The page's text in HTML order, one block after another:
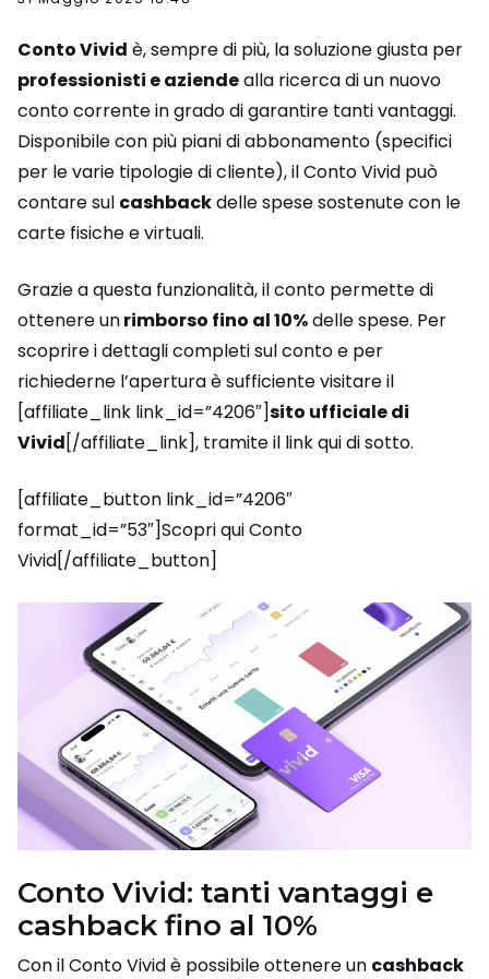
Conto Vivid è, sempre di più, la soluzione giusta per
professionisti e aziendealla ricerca di un nuovo
conto corrente in grado di garantire tanti vantaggi.
Disponibile con più piani di abbonamento (specifici
per le varie tipologie di cliente), il Conto Vivid può
contare sul cashbackdelle spese sostenute con le
carte fisiche e virtuali.
Grazie a questa funzionalità, il conto permette di
ottenere unrimborso fino al 10%delle spese. Per
scoprire i dettagli completi sul conto e per
richiederne l’apertura è sufficiente visitare il
[affiliate_link link_id=”4206″]sito ufficiale di
Vivid[/affiliate_link], tramite il link qui di sotto.
[affiliate_button link_id=”4206″
format_id=”53″]Scopri qui Conto
Vivid[/affiliate_button]
Conto Vivid: tanti vantaggi e
cashback fino al 10%
Con il Conto Vivid è possibile ottenere un cashback